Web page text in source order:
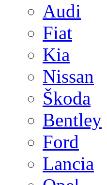
Audi
Fiat
Kia
Nissan
Škoda
Bentley
Ford
Lancia